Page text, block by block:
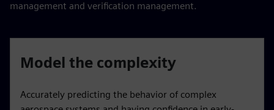
management and verification management.
Model the complexity
Accurately predicting the behavior of complex